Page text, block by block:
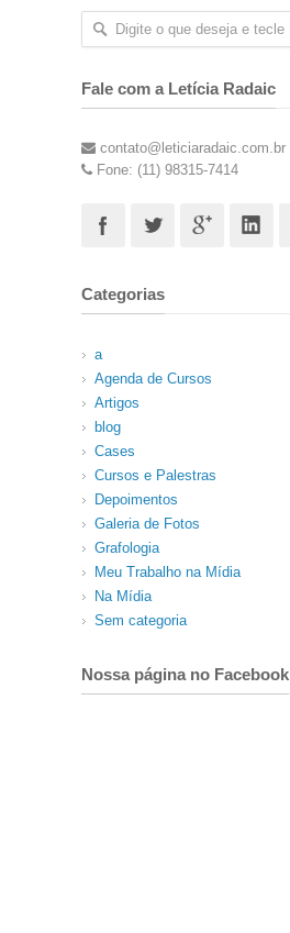
Fale com a Letícia Radaic
contato@leticiaradaic.com.br
Fone: (11) 98315-7414
Categorias
a
Agenda de Cursos
Artigos
blog
Cases
Cursos e Palestras
Depoimentos
Galeria de Fotos
Grafologia
Meu Trabalho na Mídia
Na Mídia
Sem categoria
Nossa página no Facebook